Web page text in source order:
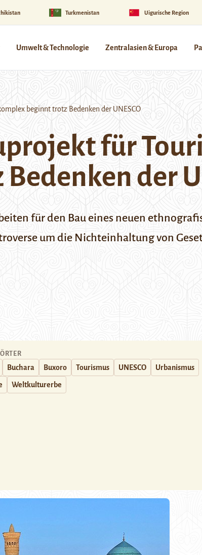
Turkmenistan Uigurische Region
Umwelt & Technologie Zentralasien & Europa
beginnt trotz Bedenken der UNESCO
für
der
für den Bau eines neuen
um die Nichteinhaltung von
Buchara Buxoro Tourismus UNESCO Urbanismus
Weltkulturerbe